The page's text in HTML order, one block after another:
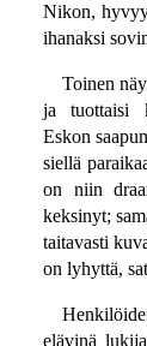
Nikon,
ihanaksi
Toinen
ja tuottaisi
Eskon
siellä
on niin
keksinyt;
taitavasti
on lyhyttä,
elävinä